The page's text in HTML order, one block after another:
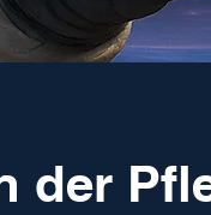
der